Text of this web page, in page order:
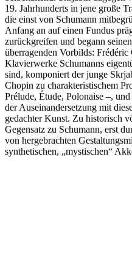
19. Jahrhunderts in jene große
die einst von Schumann
Anfang an auf einen Fundus
zurückgreifen und begann
überragenden Vorbilds:
Klavierwerke Schumanns
sind, komponiert der junge
Chopin zu charakteristischem
Prélude, Étude, Polonaise –,
der Auseinandersetzung mit
gedachter Kunst. Zu historisch
Gegensatz zu Schumann, erst
von hergebrachten
synthetischen, „mystischen“